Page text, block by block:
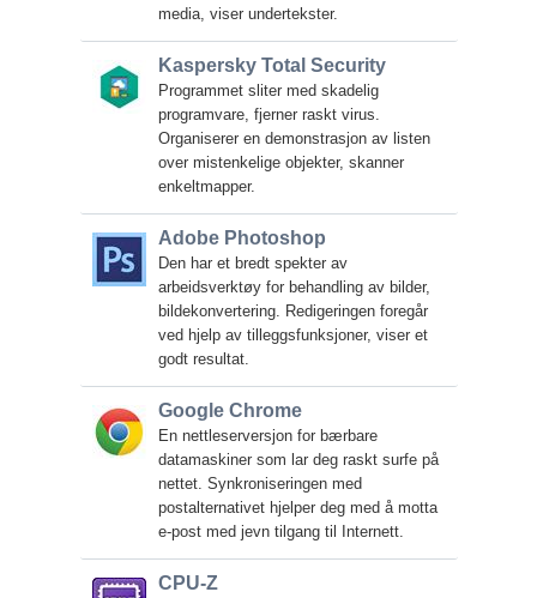
media, viser undertekster.
Kaspersky Total Security
Programmet sliter med skadelig
programvare, fjerner raskt virus.
Organiserer en demonstrasjon av listen
over mistenkelige objekter, skanner
enkeltmapper.
Adobe Photoshop
Den har et bredt spekter av
arbeidsverktøy for behandling av bilder,
bildekonvertering. Redigeringen foregår
ved hjelp av tilleggsfunksjoner, viser et
godt resultat.
Google Chrome
En nettleserversjon for bærbare
datamaskiner som lar deg raskt surfe på
nettet. Synkroniseringen med
postalternativet hjelper deg med å motta
e-post med jevn tilgang til Internett.
CPU-Z